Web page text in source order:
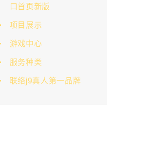
口首页新版
项目展示
游戏中心
服务种类
联络j9真人第一品牌